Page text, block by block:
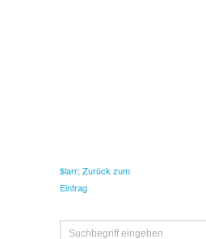
$larr; Zurück zum
Eintrag